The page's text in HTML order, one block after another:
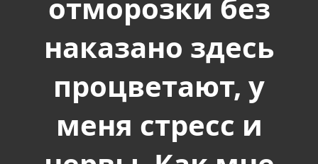
отморозки без
наказано здесь
процветают, у
меня стресс и